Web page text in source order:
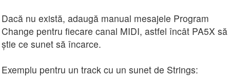
Dacă nu există, adaugă manual mesajele Program
Change pentru fiecare canal MIDI, astfel încât PA5X să
știe ce sunet să încarce.
Exemplu pentru un track cu un sunet de Strings: